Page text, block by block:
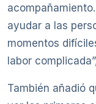
ayudar a las
momentos
labor
También añadió